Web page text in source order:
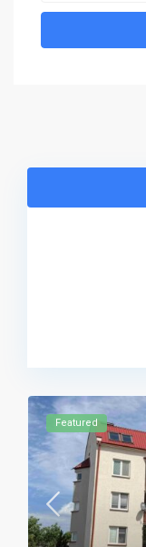
Featured